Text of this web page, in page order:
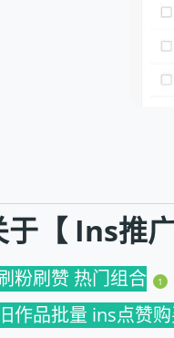
于【 Ins推
粉刷赞 热门组合 1
作品批量 ins点赞